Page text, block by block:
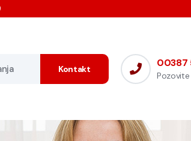
Kontakt 00387
Pozovite